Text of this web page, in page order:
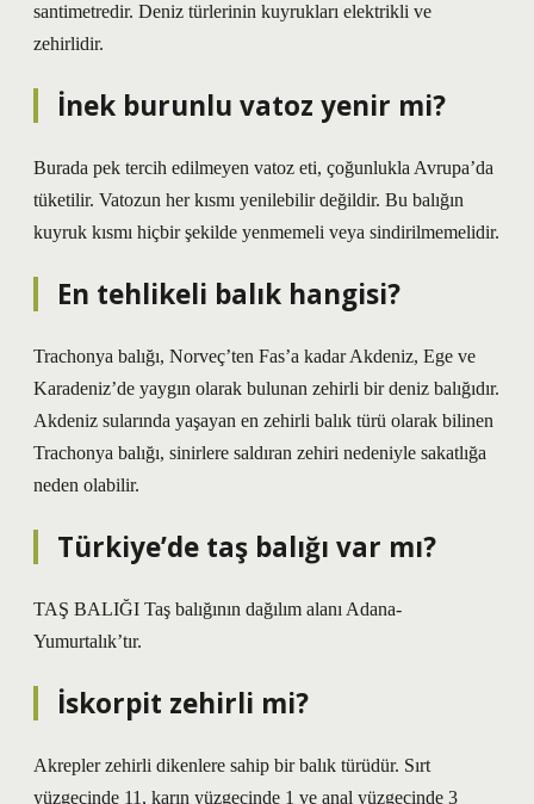
santimetredir. Deniz türlerinin kuyrukları elektrikli ve
zehirlidir.
İnek burunlu vatoz yenir mi?
Burada pek tercih edilmeyen vatoz eti, çoğunlukla Avrupa’da
tüketilir. Vatozun her kısmı yenilebilir değildir. Bu balığın
kuyruk kısmı hiçbir şekilde yenmemeli veya sindirilmemelidir.
En tehlikeli balık hangisi?
Trachonya balığı, Norveç’ten Fas’a kadar Akdeniz, Ege ve
Karadeniz’de yaygın olarak bulunan zehirli bir deniz balığıdır.
Akdeniz sularında yaşayan en zehirli balık türü olarak bilinen
Trachonya balığı, sinirlere saldıran zehiri nedeniyle sakatlığa
neden olabilir.
Türkiye’de taş balığı var mı?
TAŞ BALIĞI Taş balığının dağılım alanı Adana-
Yumurtalık’tır.
İskorpit zehirli mi?
Akrepler zehirli dikenlere sahip bir balık türüdür. Sırt
yüzgecinde 11, karın yüzgecinde 1 ve anal yüzgecinde 3